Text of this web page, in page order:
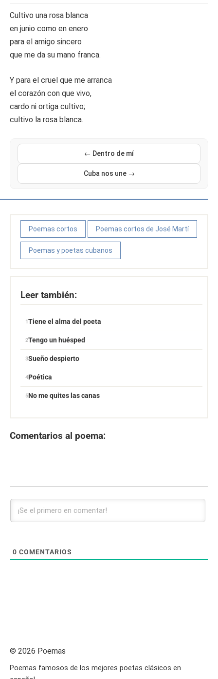
Cultivo una rosa blanca
en junio como en enero
para el amigo sincero
que me da su mano franca.
Y para el cruel que me arranca
el corazón con que vivo,
cardo ni ortiga cultivo;
cultivo la rosa blanca.
← Dentro de mí
Cuba nos une →
Poemas cortos Poemas cortos de José Martí
Poemas y poetas cubanos
Leer también:
Tiene el alma del poeta
Tengo un huésped
Sueño despierto
Poética
No me quites las canas
Comentarios al poema:
0 COMENTARIOS
© 2026 Poemas
Poemas famosos de los mejores poetas clásicos en